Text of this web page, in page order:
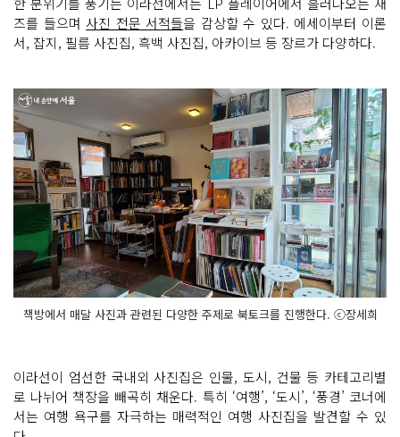
즈를 들으며사진 전문 서적들을 감상할 수 있다. 에세이부터 이론
서, 잡지, 필름 사진집, 흑백 사진집, 아카이브 등 장르가 다양하다.
책방에서 매달 사진과 관련된 다양한 주제로 북토크를 진행한다. ⓒ장세희
이라선이 엄선한 국내외 사진집은 인물, 도시, 건물 등 카테고리별
로 나뉘어 책장을 빼곡히 채운다. 특히 ‘여행’, ‘도시’, ‘풍경’ 코너에
서는 여행 욕구를 자극하는 매력적인 여행 사진집을 발견할 수 있